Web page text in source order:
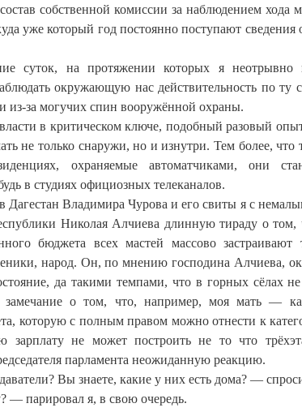
собственной комиссии за наблюдением
уже который год постоянно поступают
суток, на протяжении которых я неотрывно
окружающую нас действительность по ту
из-за могучих спин вооружённой охраны.
в критическом ключе, подобный разовый
не только снаружи, но и изнутри. Тем более,
охраняемые автоматчиками, они
в студиях официозных телеканалов.
Дагестан Владимира Чурова и его свиты я с
Николая Алчиева длинную тираду о том,
бюджета всех мастей массово застраивают
народ. Он, по мнению господина Алчиева,
да такими темпами, что в горных сёлах
о том, что, например, моя мать —
которую с полным правом можно отнести к
зарплату не может построить не то что
парламента неожиданную реакцию.
Вы знаете, какие у них есть дома? —
— парировал я, в свою очередь.